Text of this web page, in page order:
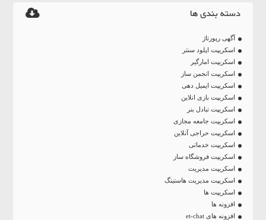
دسته بندی ها
آگهی رپورتاژ
اسکریپت اپلود سنتر
اسکریپت امارگیر
اسکریپت انجمن ساز
اسکریپت ایمیل دهی
اسکریپت بازی انلاین
اسکریپت تبادل بنر
اسکریپت جامعه مجازی
اسکریپت حراجی آنلاین
اسکریپت خدماتی
اسکریپت فروشگاه ساز
اسکریپت مدیریت
اسکریپت مدیریت هاستینگ
اسکریپت ها
افزونه ها
افزونه های et-chat